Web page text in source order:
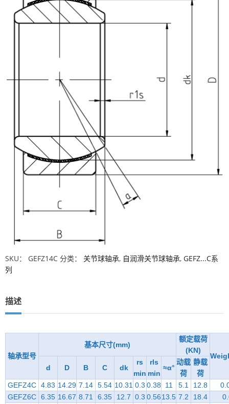
SKU： GEFZ14C 分类： 关节球轴承, 自润滑关节球轴承, GEFZ...C系
列
描述
轴承型号
基本尺寸(mm)
额定载荷
(KN)
d
D B C dk
rs
min
rls
min
≈α°
动载
荷
静载
荷
GEFZ4C 4.83 14.29 7.14 5.54 10.31 0.3 0.38 11 5.1 12.8
GEFZ6C 6.35 16.67 8.71 6.35 12.7 0.3 0.5613.5 7.2 18.4